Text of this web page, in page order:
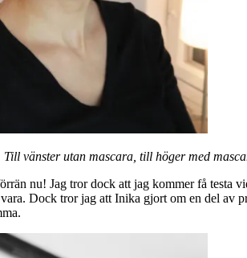
Till vänster utan mascara, till höger med
nu! Jag tror dock att jag kommer få
Dock tror jag att Inika gjort om en del av